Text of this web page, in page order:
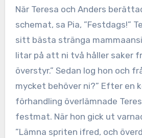
När Teresa och Anders
schemat, sa Pia, ”Festdags!”
sitt bästa stränga
litar på att ni två håller saker
överstyr.” Sedan log hon och
mycket behöver ni?” Efter en
förhandling överlämnade
festmat. När hon gick ut
”Lämna spriten ifred, och